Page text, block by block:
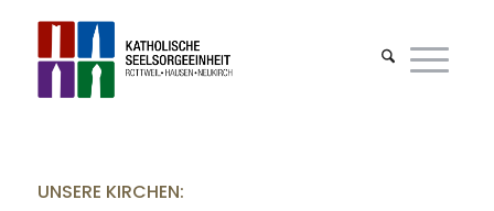
UNSERE KIRCHEN: